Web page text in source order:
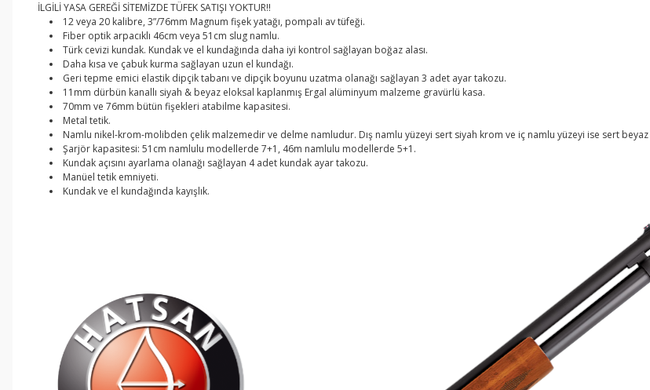
İLGİLİ YASA GEREĞİ SİTEMİZDE TÜFEK SATIŞI YOKTUR!!
12 veya 20 kalibre, 3”/76mm Magnum fişek yatağı, pompalı av tüfeği.
Fiber optik arpacıklı 46cm veya 51cm slug namlu.
Türk cevizi kundak. Kundak ve el kundağında daha iyi kontrol sağlayan boğaz alası.
Daha kısa ve çabuk kurma sağlayan uzun el kundağı.
Geri tepme emici elastik dipçik tabanı ve dipçik boyunu uzatma olanağı sağlayan 3 adet ayar takozu.
11mm dürbün kanallı siyah & beyaz eloksal kaplanmış Ergal alüminyum malzeme gravürlü kasa.
70mm ve 76mm bütün fişekleri atabilme kapasitesi.
Metal tetik.
Namlu nikel-krom-molibden çelik malzemedir ve delme namludur. Dış namlu yüzeyi sert siyah krom ve iç namlu yüzeyi ise sert
Şarjör kapasitesi: 51cm namlulu modellerde 7+1, 46m namlulu modellerde 5+1.
Kundak açısını ayarlama olanağı sağlayan 4 adet kundak ayar takozu.
Manüel tetik emniyeti.
Kundak ve el kundağında kayışlık.